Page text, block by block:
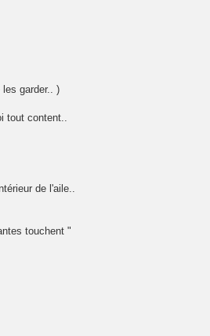
garder.. )
content..
de l'aile..
touchent "